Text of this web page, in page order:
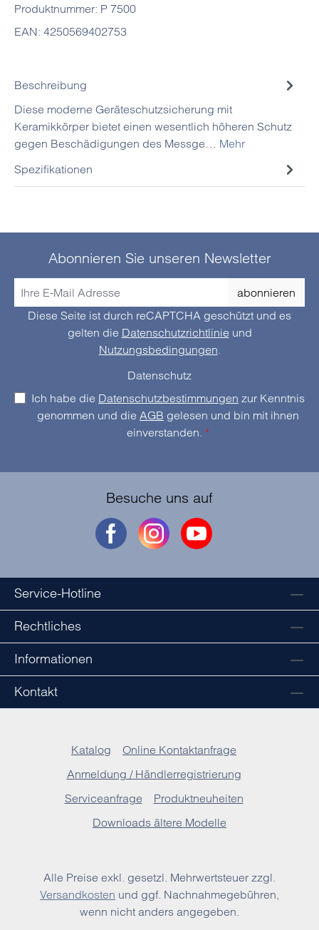
Produktnummer: P 7500
EAN: 4250569402753
Beschreibung
Diese moderne Geräteschutzsicherung mit
Keramikkörper bietet einen wesentlich höheren Schutz
gegen Beschädigungen des Messge… Mehr
Spezifikationen
Abonnieren Sie unseren Newsletter
abonnieren
Diese Seite ist durch reCAPTCHA geschützt und es
gelten die Datenschutzrichtlinie und
Nutzungsbedingungen.
Datenschutz
Ich habe die Datenschutzbestimmungen zur Kenntnis
genommen und die AGB gelesen und bin mit ihnen
einverstanden. *
Besuche uns auf
Service-Hotline
Rechtliches
Informationen
Kontakt
Katalog
Online Kontaktanfrage
Anmeldung / Händlerregistrierung
Serviceanfrage
Produktneuheiten
Downloads ältere Modelle
Alle Preise exkl. gesetzl. Mehrwertsteuer zzgl.
Versandkosten und ggf. Nachnahmegebühren,
wenn nicht anders angegeben.